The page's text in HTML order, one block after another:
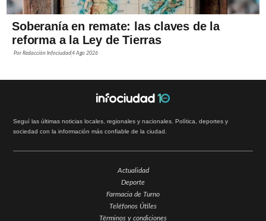
Soberanía en remate: las claves de la
reforma a la Ley de Tierras
PorRedacción Infociudad4 Ago 2026
Seguí las últimas noticias locales, regionales y nacionales. Política, deportes y
sociedad con la información más confiable de la ciudad.
Actualidad
Deporte
Farmacia de Turno
Teléfonos Útiles
Términos y condiciones